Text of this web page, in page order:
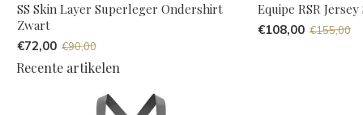
SS Skin Layer Superleger Ondershirt
Zwart
€72,00 €90,00
Equipe RSR
€108,00 €155,00
Recente artikelen